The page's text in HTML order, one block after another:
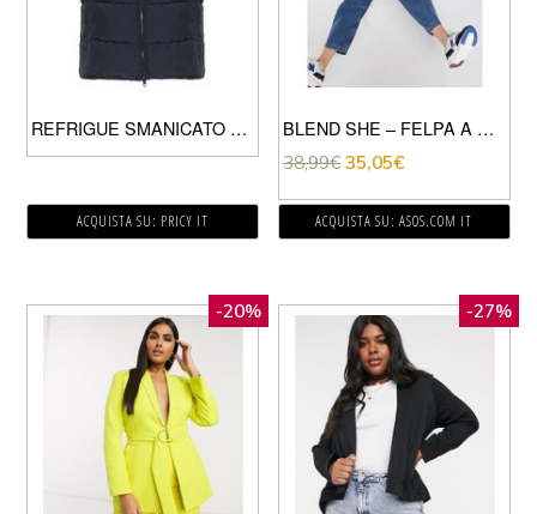
REFRIGUE SMANICATO UOMO DARK BLUE
ACQUISTA SU: PRICY IT
BLEND SHE – FELPA A RIGHE-ROSSO
38,99€ 35,05€
ACQUISTA SU: ASOS.COM IT
-20% -27%